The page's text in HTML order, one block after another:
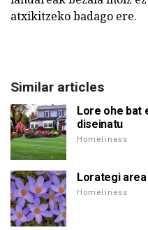
atxikitzeko badago ere.
Similar articles
Lore ohe bat
diseinatu
Homeliness
Lorategi
Homeliness